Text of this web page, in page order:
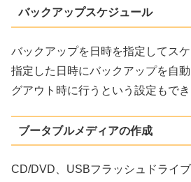
バックアップスケジュール
バックアップを日時を指定してス
指定した日時にバックアップを自
グアウト時に行うという設定もでき
ブータブルメディアの作成
CD/DVD、USBフラッシュドライ